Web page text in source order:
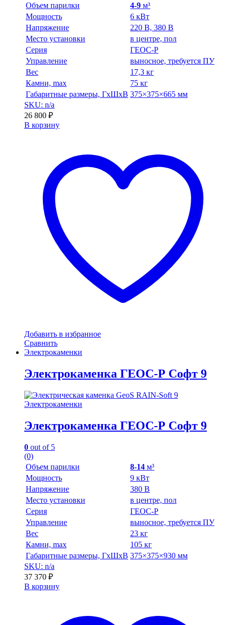
Объем парилки
4-9 м³
Мощность
6 кВт
Напряжение
220 В, 380 В
Место установки
в центре, пол
Серия
ГЕОС-Р
Управление
выносное, требуется ПУ
Вес
17,3 кг
Камни, max
75 кг
Габаритные размеры, ГхШхВ 375×375×665 мм
SKU: n/a
26 800 ₽
В корзину
Добавить в избранное
Сравнить
Электрокаменки
Электрокаменка ГЕОС-Р Софт 9
Электрокаменки
Электрокаменка ГЕОС-Р Софт 9
0 out of 5
(0)
Объем парилки
8-14 м³
Мощность
9 кВт
Напряжение
380 В
Место установки
в центре, пол
Серия
ГЕОС-Р
Управление
выносное, требуется ПУ
Вес
23 кг
Камни, max
105 кг
Габаритные размеры, ГхШхВ 375×375×930 мм
SKU: n/a
37 370 ₽
В корзину